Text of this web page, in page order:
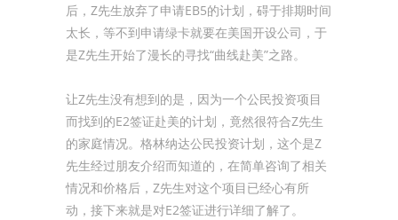
后，Z先生放弃了申请EB5的计划，碍于排期时间
太长，等不到申请绿卡就要在美国开设公司，于
是Z先生开始了漫长的寻找“曲线赴美”之路。
让Z先生没有想到的是，因为一个公民投资项目
而找到的E2签证赴美的计划，竟然很符合Z先生
的家庭情况。格林纳达公民投资计划，这个是Z
先生经过朋友介绍而知道的，在简单咨询了相关
情况和价格后，Z先生对这个项目已经心有所
动，接下来就是对E2签证进行详细了解了。